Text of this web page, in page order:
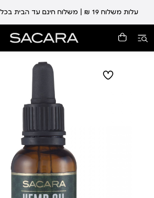
עלות משלוח 19 ₪ | משלוח חינם עד הבית בכל קנייה מעל 99 ₪